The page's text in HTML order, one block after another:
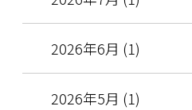
2026年6月 (1)
2026年5月 (1)